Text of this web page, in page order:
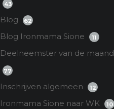
43
Blog 62
Blog Ironmama Sione 11
Deelneemster van de maand
77
Inschrijven algemeen 12
Ironmama Sione naar WK 10